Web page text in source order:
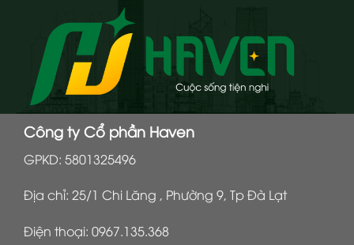
Công ty Cổ phần Haven
GPKD: 5801325496
Địa chỉ: 25/1 Chi Lăng , Phường 9, Tp Đà Lạt
Điện thoại: 0967.135.368